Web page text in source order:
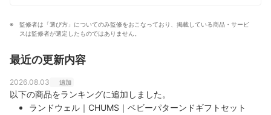
監修者は「選び方」についてのみ監修をおこなっており、掲載している商品・サービ
スは監修者が選定したものではありません。
最近の更新内容
2026.08.03 追加
以下の商品をランキングに追加しました。
ランドウェル｜CHUMS｜ベビーパターンドギフトセット